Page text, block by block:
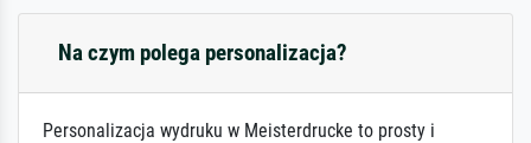
Na czym polega personalizacja?
Personalizacja wydruku w Meisterdrucke to prosty i